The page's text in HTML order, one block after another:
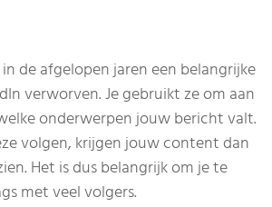
de afgelopen jaren een belangrijke
verworven. Je gebruikt ze om aan
onderwerpen jouw bericht valt.
volgen, krijgen jouw content dan
Het is dus belangrijk om je te
met veel volgers.